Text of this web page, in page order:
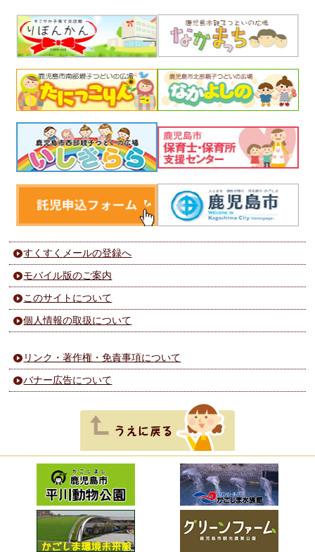
すくすくメールの登録へ
モバイル版のご案内
このサイトについて
個人情報の取扱について
リンク・著作権・免責事項について
バナー広告について